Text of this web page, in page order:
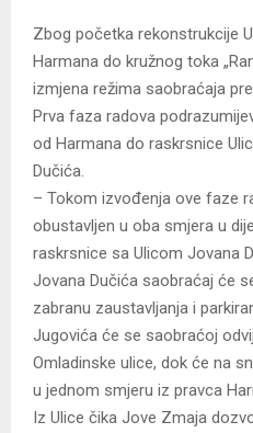
Zbog početka rekonstrukcije
Harmana do kružnog toka
izmjena režima saobraćaja
Prva faza radova
od Harmana do raskrsnice
Dučića.
– Tokom izvođenja ove faze
obustavljen u oba smjera u
raskrsnice sa Ulicom Jovana
Jovana Dučića saobraćaj će
zabranu zaustavljanja i
Jugovića će se saobraćoj
Omladinske ulice, dok će na
u jednom smjeru iz pravca
Iz Ulice čika Jove Zmaja